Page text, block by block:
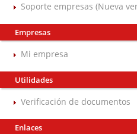
Soporte empresas (Nueva
Empresas
Mi empresa
Utilidades
Verificación de documentos
Enlaces